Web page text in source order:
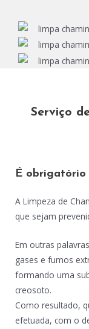
Serviço
É obrigatório
A Limpeza de
que sejam
Em outras
gases e fumos
formando uma
creosoto.
Como resultado,
efetuada, com o